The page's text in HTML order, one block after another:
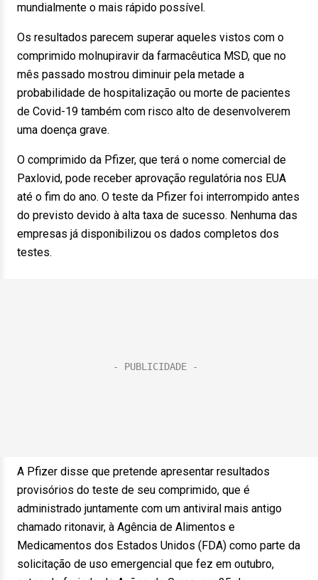
mundialmente o mais rápido possível.
Os resultados parecem superar aqueles vistos com o
comprimido molnupiravir da farmacêutica MSD, que no
mês passado mostrou diminuir pela metade a
probabilidade de hospitalização ou morte de pacientes
de Covid-19 também com risco alto de desenvolverem
uma doença grave.
O comprimido da Pfizer, que terá o nome comercial de
Paxlovid, pode receber aprovação regulatória nos EUA
até o fim do ano. O teste da Pfizer foi interrompido antes
do previsto devido à alta taxa de sucesso. Nenhuma das
empresas já disponibilizou os dados completos dos
testes.
A Pfizer disse que pretende apresentar resultados
provisórios do teste de seu comprimido, que é
administrado juntamente com um antiviral mais antigo
chamado ritonavir, à Agência de Alimentos e
Medicamentos dos Estados Unidos (FDA) como parte da
solicitação de uso emergencial que fez em outubro,